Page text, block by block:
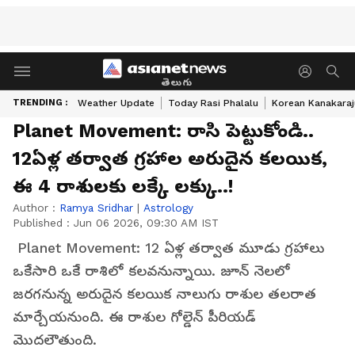
తెలుగు
TRENDING : Weather Update Today Rasi Phalalu Korean
Planet Movement: రాసి పెట్టుకోండి..
12ఏళ్ల తర్వాత గ్రహాల అరుదైన కలయిక,
ఈ 4 రాశులకు లక్కే లక్కు..!
Author : Ramya Sridhar | Astrology
Published : Jun 06 2026, 09:30 AM IST
Planet Movement: 12 ఏళ్ల తర్వాత మూడు గ్రహాలు
ఒకేసారి ఒకే రాశిలో కలవనున్నాయి. జూన్ నెలలో
జరగనున్న అరుదైన కలయిక నాలుగు రాశుల తలరాత
మార్చేయనుంది. ఈ రాశుల గోల్డెన్ పీరియడ్
మొదలౌతుంది.